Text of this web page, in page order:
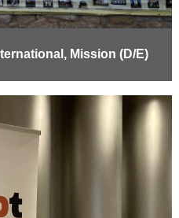
Mission (D/E)